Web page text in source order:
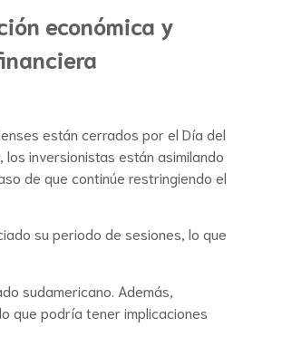
económica y
están cerrados por el Día del
inversionistas están asimilando
de que continúe restringiendo el
su periodo de sesiones, lo que
sudamericano. Además,
que podría tener implicaciones